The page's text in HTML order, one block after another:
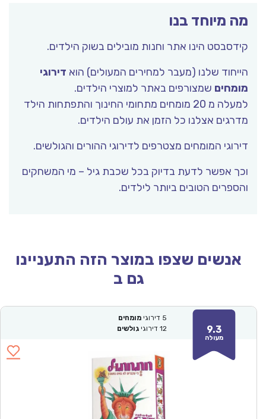
מה מיוחד בנו
קידסבסט הינו אתר וחנות מובילים בשוק הילדים.
הייחוד שלנו (מעבר למחירים המעולים) הוא דירוגי
מומחים שמצורפים באתר למוצרי הילדים.
למעלה מ 20 מומחים מתחומי החינוך והתפתחות הילד
מדרגים אצלנו כל הזמן את עולם הילדים.
דירוגי המומחים מצטרפים לדירוגי ההורים והגולשים.
וכך אפשר לדעת בדיוק בכל שכבת גיל – מי המשחקים
והספרים הטובים ביותר לילדים.
אנשים שצפו במוצר הזה התעניינו
גם ב
9.3
מעולה
5 דירוגי מומחים
12 דירוגי גולשים